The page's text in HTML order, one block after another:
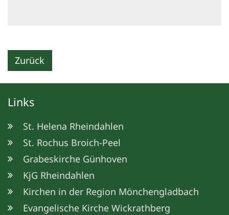
Zurück
Links
St. Helena Rheindahlen
St. Rochus Broich-Peel
Grabeskirche Günhoven
KjG Rheindahlen
Kirchen in der Region Mönchengladbach
Evangelische Kirche Wickrathberg